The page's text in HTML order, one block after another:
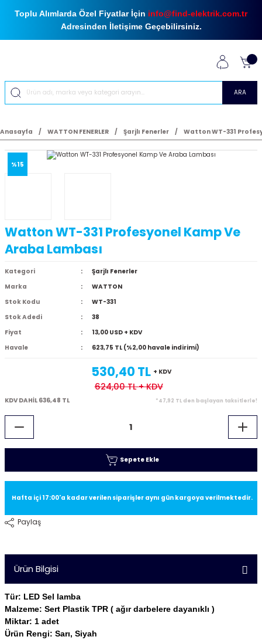
Toplu Alımlarda Özel Fiyatlar İçin info@find-elektrik.com.tr
Adresinden İletişime Geçebilirsiniz.
ARA
Anasayfa WATTON FENERLER Şarjlı Fenerler Watton WT-331
%15
Watton WT-331 Profesyonel Kamp Ve
Araba Lambası
Kategori
Şarjlı Fenerler
Marka
WATTON
Stok Kodu
WT-331
Stok Adedi
38
Fiyat
13,00 USD + KDV
Havale
623,75 TL (%2,00 havale indirimi)
530,40 TL + KDV
624,00 TL+ KDV
KDV DAHİL 636,48 TL *47,92 TL den başlayan taksitlerle!
Sepete Ekle
Hafta içi 17:00'a kadar verilen siparişler aynı gün kargoya verilmektedir.
Paylaş
Ürün Bilgisi
Tür: LED Sel lamba
Malzeme: Sert Plastik TPR ( ağır darbelere dayanıklı )
Miktar: 1 adet
Ürün Rengi: Sarı, Siyah